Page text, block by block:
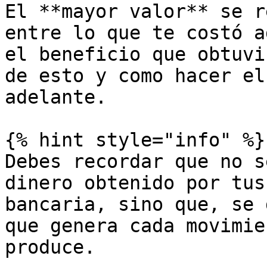
El **mayor valor** se
entre lo que te costó
el beneficio que
de esto y como hacer
adelante.
{% hint style="info" %}
Debes recordar que
dinero obtenido por
bancaria, sino que,
que genera cada
produce.